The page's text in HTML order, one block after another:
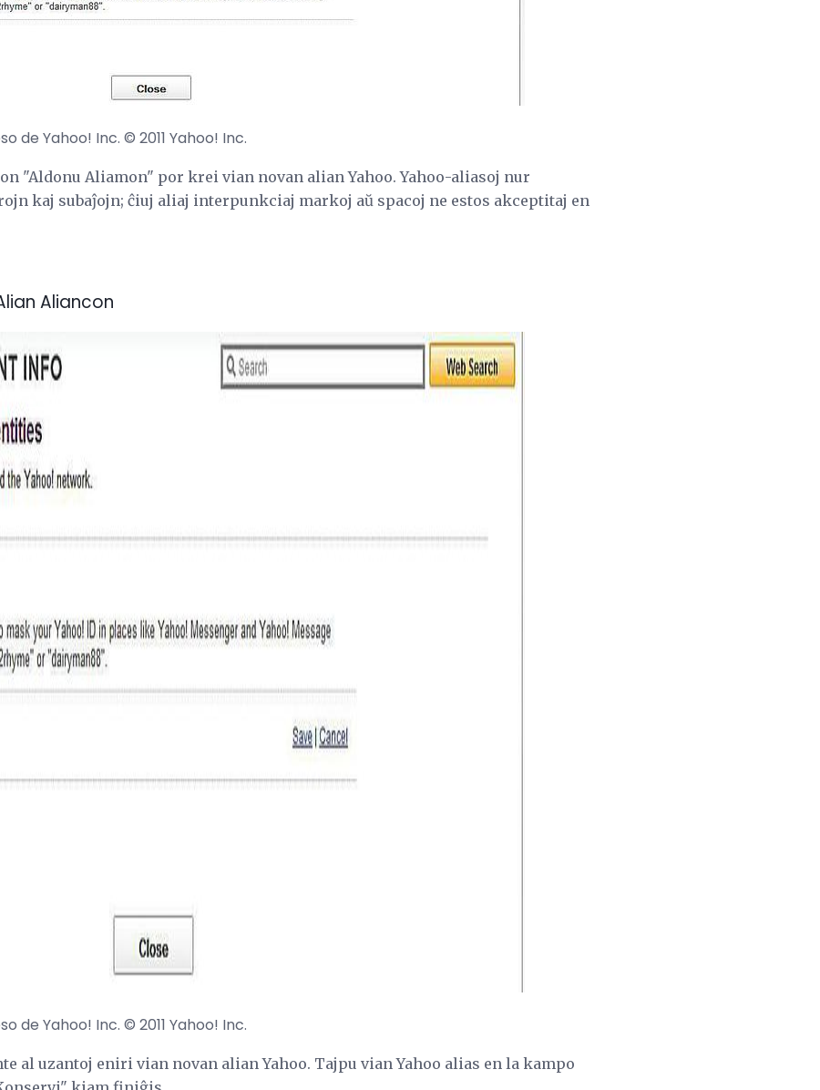
de Yahoo! Inc. © 2011 Yahoo! Inc.
"Aldonu Aliamon" por krei vian novan alian Yahoo. Yahoo-aliasoj nur
kaj subaĵojn; ĉiuj aliaj interpunkciaj markoj aŭ spacoj ne estos akceptitaj en
Aliancon
de Yahoo! Inc. © 2011 Yahoo! Inc.
al uzantoj eniri vian novan alian Yahoo. Tajpu vian Yahoo alias en la kampo